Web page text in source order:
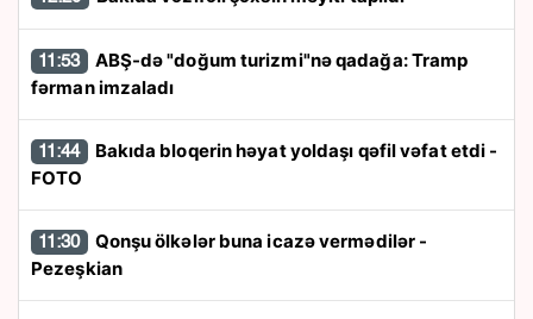
11:53
fərman imzaladı
11:44
FOTO
11:30
Pezeşkian